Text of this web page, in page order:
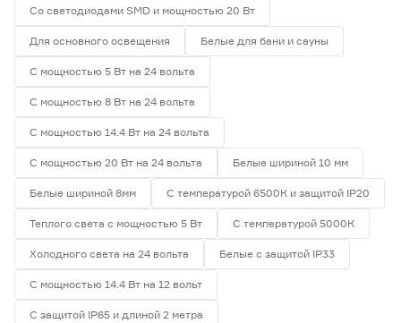
Со светодиодами SMD и мощностью 20 Вт
Для основного освещения Белые для бани и сауны
С мощностью 5 Вт на 24 вольта
С мощностью 8 Вт на 24 вольта
С мощностью 14.4 Вт на 24 вольта
С мощностью 20 Вт на 24 вольта Белые шириной 10 мм
Белые шириной 8мм С температурой 6500К и защитой IP20
Теплого света с мощностью 5 Вт С температурой 5000К
Холодного света на 24 вольта Белые с защитой IP33
С мощностью 14.4 Вт на 12 вольт
С защитой IP65 и длиной 2 метра